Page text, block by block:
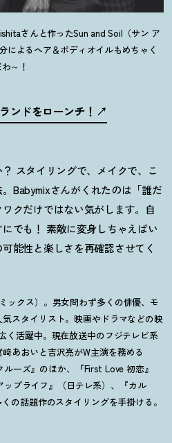
さんと作ったSun and Soil（サン ア
によるヘア＆ボディオイルもめちゃく
～ ！
ンドをローンチ ！
？ スタイリングで、メイクで、こ
Babymixさんがくれたのは「誰だ
クだけではない気がします。自
でも！ 素敵に変身しちゃえばい
能性と楽しさを再確認させてく
ックス）。男女問わず多くの俳優、モ
スタイリスト。映画やドラマなどの映
く活躍中。現在放送中のフジテレビ系
あおいと吉沢亮がW主演を務める
ーズ』のほか、『First Love 初恋』
ップライフ』（日テレ系）、『カル
の話題作のスタイリングを手掛ける。